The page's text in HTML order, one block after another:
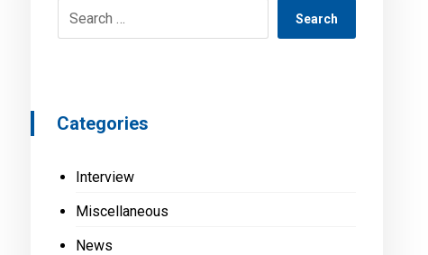
Search
Categories
Interview
Miscellaneous
News